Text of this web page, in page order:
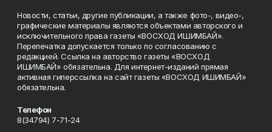
Новости, статьи, другие публикации, а также фото-, видео-,
графические материалы являются объектами авторского и
исключительного права газеты «ВОСХОД ИШИМБАЙ».
Перепечатка допускается только по согласованию с
редакцией. Ссылка на авторство газеты «ВОСХОД
ИШИМБАЙ» обязательна. Для интернет-изданий прямая
активная гиперссылка на сайт газеты «ВОСХОД ИШИМБАЙ»
обязательна.
Телефон
8(34794) 7-71-24